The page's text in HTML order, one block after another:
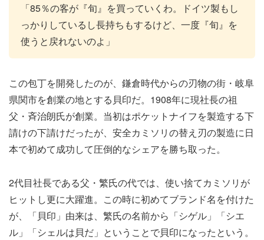
「85％の客が『旬』を買っていくわ。ドイツ製もし
っかりしているし長持ちもするけど、一度『旬』を
使うと戻れないのよ」
この包丁を開発したのが、鎌倉時代からの刃物の街・岐阜
県関市を創業の地とする貝印だ。1908年に現社長の祖
父・斉治朗氏が創業。当初はポケットナイフを製造する下
請けの下請けだったが、安全カミソリの替え刃の製造に日
本で初めて成功して圧倒的なシェアを勝ち取った。
2代目社長である父・繁氏の代では、使い捨てカミソリが
ヒットし更に大躍進。この時に初めてブランド名を付けた
が、「貝印」由来は、繁氏の名前から「シゲル」「シエ
ル」「シェルは貝だ」ということで貝印になったという。